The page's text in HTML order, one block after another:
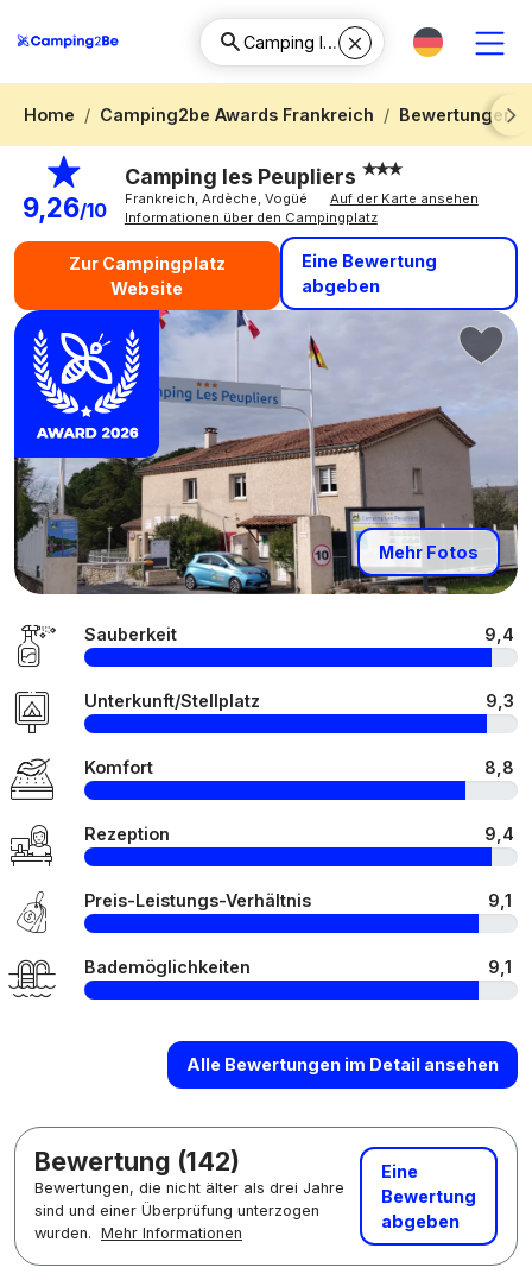
Home Camping2be Awards Frankreich
Bewertungen
Next
9,26/10
Camping les Peupliers
Frankreich, Ardèche, Vogüé
Auf der Karte ansehen
Informationen über den Campingplatz
Zur Campingplatz
Website
Eine Bewertung
abgeben
Mehr Fotos
Sauberkeit 9,4
Unterkunft/Stellplatz 9,3
Komfort 8,8
Rezeption 9,4
Preis-Leistungs-Verhältnis 9,1
Bademöglichkeiten 9,1
Alle Bewertungen im Detail ansehen
Bewertung (142)
Bewertungen, die nicht älter als drei Jahre
sind und einer Überprüfung unterzogen
wurden. Mehr Informationen
Eine
Bewertung
abgeben